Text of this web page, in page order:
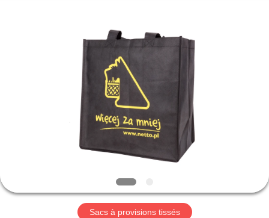
PRODUITS
DE
NOUS
Sacs à provisions tissés